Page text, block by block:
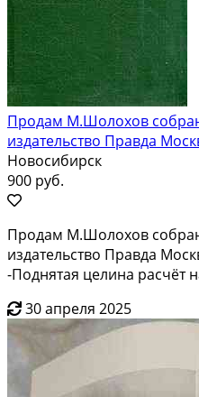
Продам М.Шолохов
издательство Правда
Новосибирск
900 руб.
Продам М.Шолохов
издательство Правда
-Поднятая целина расчёт
30 апреля 2025